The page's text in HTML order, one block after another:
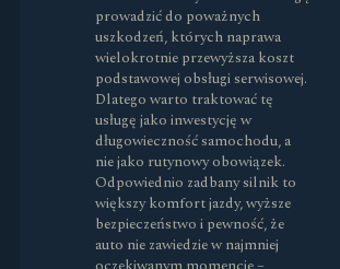
prowadzić do poważnych
uszkodzeń, których naprawa
wielokrotnie przewyższa koszt
podstawowej obsługi serwisowej.
Dlatego warto traktować tę
usługę jako inwestycję w
długowieczność samochodu, a
nie jako rutynowy obowiązek.
Odpowiednio zadbany silnik to
większy komfort jazdy, wyższe
bezpieczeństwo i pewność, że
auto nie zawiedzie w najmniej